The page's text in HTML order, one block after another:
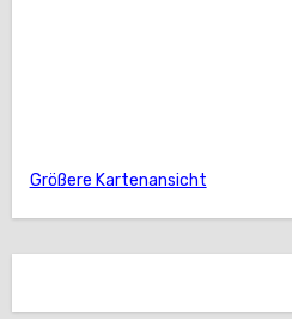
Größere Kartenansicht